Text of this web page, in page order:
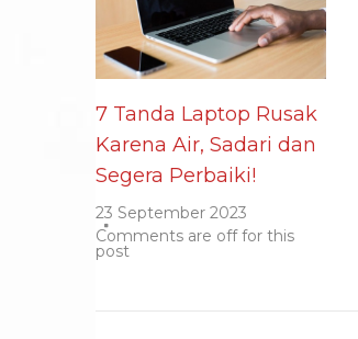
7 Tanda Laptop Rusak
Karena Air, Sadari dan
Segera Perbaiki!
23 September 2023
Comments are off for this
post